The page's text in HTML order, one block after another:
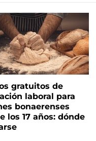
gratuitos de
laboral para
bonaerenses
los 17 años: dónde